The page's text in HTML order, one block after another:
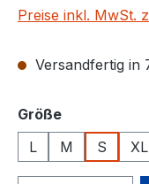
Preise inkl. MwSt.
Versandfertig in
Größeauswählen
L
M S XL